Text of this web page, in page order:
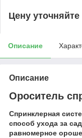
Цену уточняйте
Описание
Описание
Ороситель
Спринклерная
способ ухода за
равномерное